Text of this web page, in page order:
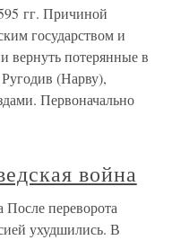
гг. Причиной
государством и
вернуть потерянные в
(Нарву),
Первоначально
война
После переворота
ухудшились. В